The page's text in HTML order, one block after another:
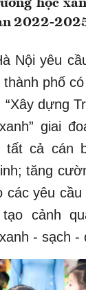
học
2022-
Nội yêu
phố
dựng
giai
tất cả cán
tăng
các yêu
cảnh
- sạch -